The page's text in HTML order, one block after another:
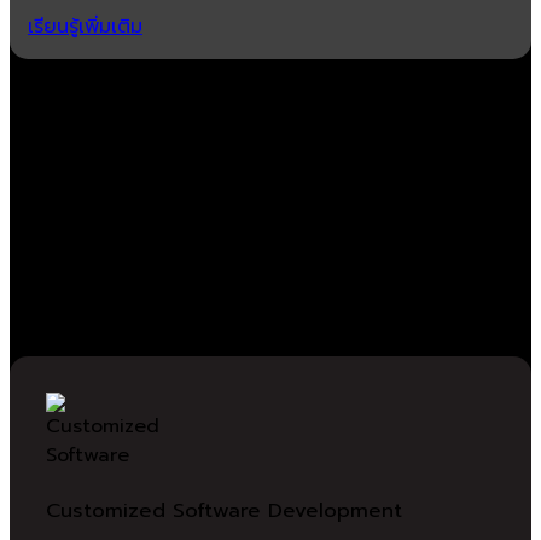
เรียนรู้เพิ่มเติม
Customized Software Development